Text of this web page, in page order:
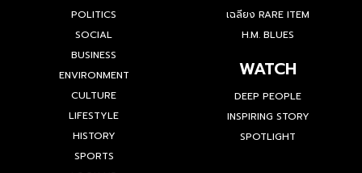
POLITICS
SOCIAL
BUSINESS
ENVIRONMENT
CULTURE
LIFESTYLE
HISTORY
SPORTS
เฉลียง RARE ITEM
H.M. BLUES
WATCH
DEEP PEOPLE
INSPIRING STORY
SPOTLIGHT